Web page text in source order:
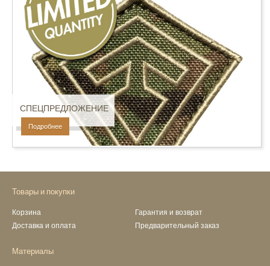
СПЕЦПРЕДЛОЖЕНИЕ
Подробнее
Товары и покупки
Корзина
Гарантия и возврат
Доставка и оплата
Предварительный заказ
Материалы